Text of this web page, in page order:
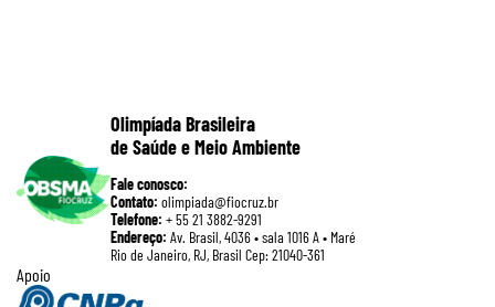
Olimpíada Brasileira
de Saúde e Meio Ambiente
Fale conosco:
Contato: olimpiada@fiocruz.br
Telefone: + 55 21 3882-9291
Endereço: Av. Brasil, 4036 • sala 1016 A • Maré
Rio de Janeiro, RJ, Brasil Cep: 21040-361
Apoio